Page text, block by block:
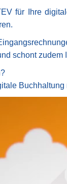
für Ihre
schont zudem